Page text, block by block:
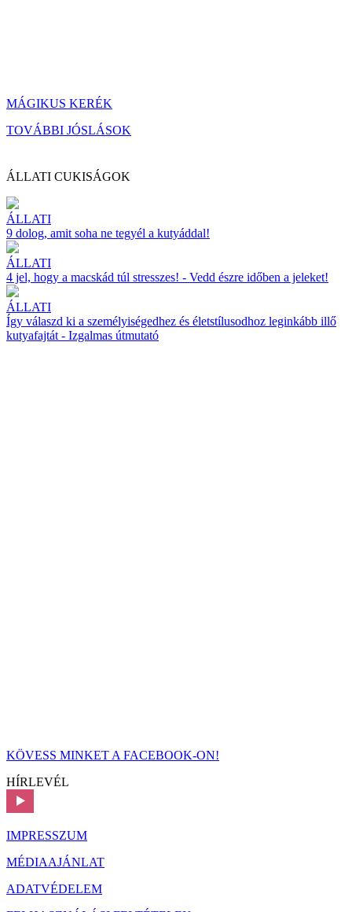
MÁGIKUS KERÉK
TOVÁBBI JÓSLÁSOK
ÁLLATI CUKISÁGOK
ÁLLATI
9 dolog, amit soha ne tegyél a kutyáddal!
ÁLLATI
4 jel, hogy a macskád túl stresszes! - Vedd észre időben a jeleket!
ÁLLATI
Így válaszd ki a személyiségedhez és életstílusodhoz leginkább illő
kutyafajtát - Izgalmas útmutató
KÖVESS MINKET A FACEBOOK-ON!
HÍRLEVÉL
IMPRESSZUM
MÉDIAAJÁNLAT
ADATVÉDELEM